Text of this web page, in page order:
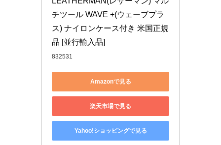
チツール WAVE +(ウェーブプラ
ス) ナイロンケース付き 米国正規
品 [並行輸入品]
832531
Amazonで見る
楽天市場で見る
Yahoo!ショッピングで見る